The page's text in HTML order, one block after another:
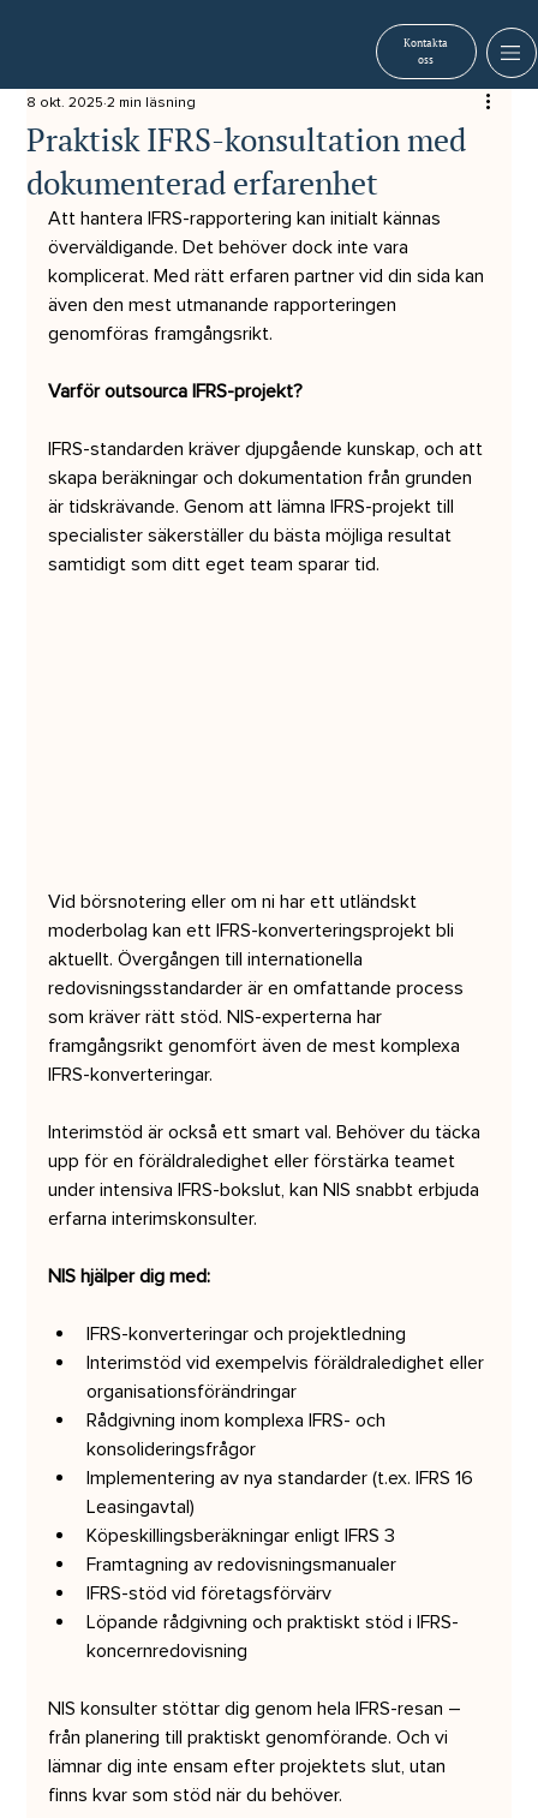
Kontakta
oss
Praktisk IFRS-konsultation med
dokumenterad erfarenhet
8 okt. 2025 2 min läsning
Att hantera IFRS-rapportering kan initialt kännas
överväldigande. Det behöver dock inte vara
komplicerat. Med rätt erfaren partner vid din sida kan
även den mest utmanande rapporteringen
genomföras framgångsrikt.
Varför outsourca IFRS-projekt?
IFRS-standarden kräver djupgående kunskap, och att
skapa beräkningar och dokumentation från grunden
är tidskrävande. Genom att lämna IFRS-projekt till
specialister säkerställer du bästa möjliga resultat
samtidigt som ditt eget team sparar tid.
Vid börsnotering eller om ni har ett utländskt
moderbolag kan ett IFRS-konverteringsprojekt bli
aktuellt. Övergången till internationella
redovisningsstandarder är en omfattande process
som kräver rätt stöd. NIS-experterna har
framgångsrikt genomfört även de mest komplexa
IFRS-konverteringar.
Interimstöd är också ett smart val. Behöver du täcka
upp för en föräldraledighet eller förstärka teamet
under intensiva IFRS-bokslut, kan NIS snabbt erbjuda
erfarna interimskonsulter.
NIS hjälper dig med:
IFRS-konverteringar och projektledning
Interimstöd vid exempelvis föräldraledighet eller
organisationsförändringar
Rådgivning inom komplexa IFRS- och
konsolideringsfrågor
Implementering av nya standarder (t.ex. IFRS 16
Leasingavtal)
Köpeskillingsberäkningar enligt IFRS 3
Framtagning av redovisningsmanualer
IFRS-stöd vid företagsförvärv
Löpande rådgivning och praktiskt stöd i IFRS-
koncernredovisning
NIS konsulter stöttar dig genom hela IFRS-resan –
från planering till praktiskt genomförande. Och vi
lämnar dig inte ensam efter projektets slut, utan
finns kvar som stöd när du behöver.